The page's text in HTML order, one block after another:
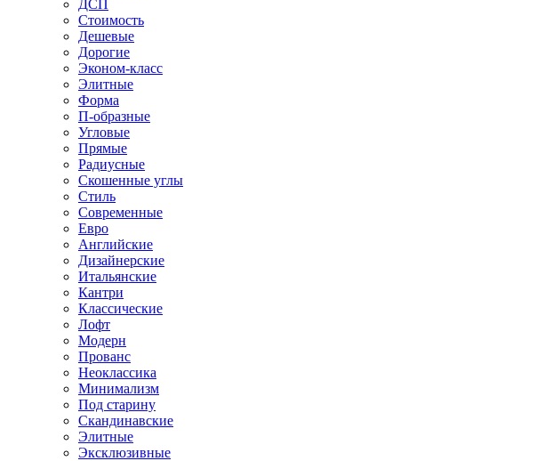
ДСП
Стоимость
Дешевые
Дорогие
Эконом-класс
Элитные
Форма
П-образные
Угловые
Прямые
Радиусные
Скошенные углы
Стиль
Современные
Евро
Английские
Дизайнерские
Итальянские
Кантри
Классические
Лофт
Модерн
Прованс
Неоклассика
Минимализм
Под старину
Скандинавские
Элитные
Эксклюзивные